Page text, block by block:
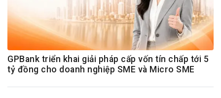
GPBank triển khai giải pháp cấp vốn tín chấp tới 5
tỷ đồng cho doanh nghiệp SME và Micro SME